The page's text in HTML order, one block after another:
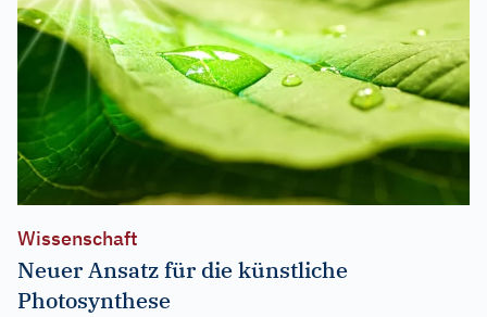
Wissenschaft
Neuer Ansatz für die künstliche
Photosynthese